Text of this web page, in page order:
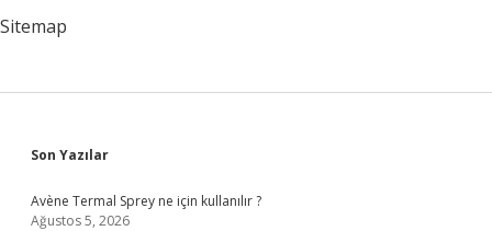
Sitemap
Sidebar
Son Yazılar
Avène Termal Sprey ne için kullanılır ?
Ağustos 5, 2026